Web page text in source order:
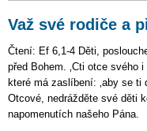
Važ své rodiče a
Čtení: Ef 6,1-4 Děti,
před Bohem. ‚Cti otce svého
které má zaslíbení: ‚aby se ti
Otcové, nedrážděte své děti
napomenutích našeho Pána.